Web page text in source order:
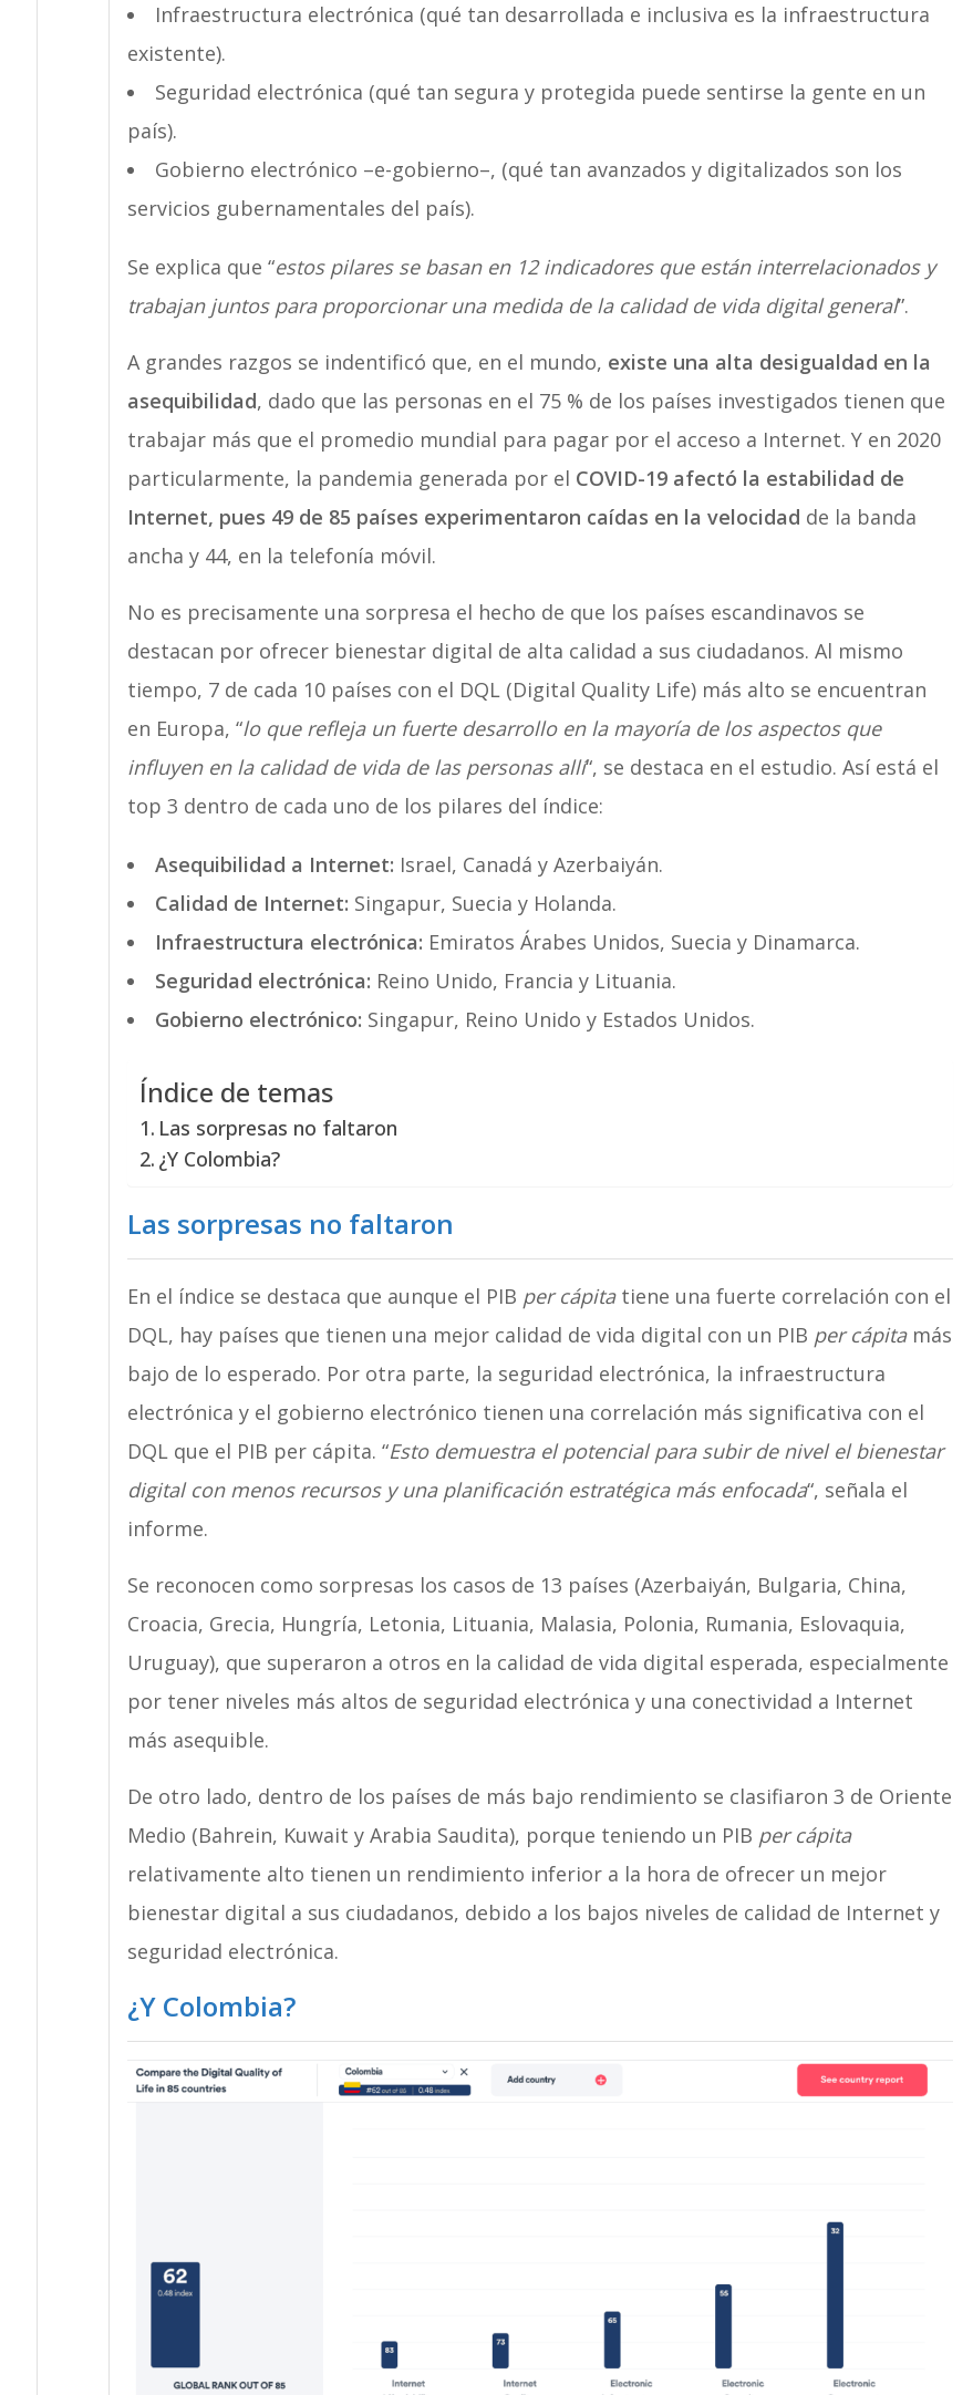
Infraestructura electrónica (qué tan desarrollada e inclusiva es la infraestructura
existente).
Seguridad electrónica (qué tan segura y protegida puede sentirse la gente en un
país).
Gobierno electrónico –e-gobierno–, (qué tan avanzados y digitalizados son los
servicios gubernamentales del país).
Se explica que “estos pilares se basan en 12 indicadores que están interrelacionados y
trabajan juntos para proporcionar una medida de la calidad de vida digital general”.
A grandes razgos se indentificó que, en el mundo, existe una alta desigualdad en la
asequibilidad, dado que las personas en el 75 % de los países investigados tienen que
trabajar más que el promedio mundial para pagar por el acceso a Internet. Y en 2020
particularmente, la pandemia generada por el COVID-19 afectó la estabilidad de
Internet, pues 49 de 85 países experimentaron caídas en la velocidad de la banda
ancha y 44, en la telefonía móvil.
No es precisamente una sorpresa el hecho de que los países escandinavos se
destacan por ofrecer bienestar digital de alta calidad a sus ciudadanos. Al mismo
tiempo, 7 de cada 10 países con el DQL (Digital Quality Life) más alto se encuentran
en Europa, “lo que refleja un fuerte desarrollo en la mayoría de los aspectos que
influyen en la calidad de vida de las personas allí“, se destaca en el estudio. Así está el
top 3 dentro de cada uno de los pilares del índice:
Asequibilidad a Internet: Israel, Canadá y Azerbaiyán.
Calidad de Internet: Singapur, Suecia y Holanda.
Infraestructura electrónica: Emiratos Árabes Unidos, Suecia y Dinamarca.
Seguridad electrónica: Reino Unido, Francia y Lituania.
Gobierno electrónico: Singapur, Reino Unido y Estados Unidos.
Índice de temas
Las sorpresas no faltaron
¿Y Colombia?
Las sorpresas no faltaron
En el índice se destaca que aunque el PIB per cápitatiene una fuerte correlación con el
DQL, hay países que tienen una mejor calidad de vida digital con un PIB per cápitamás
bajo de lo esperado. Por otra parte, la seguridad electrónica, la infraestructura
electrónica y el gobierno electrónico tienen una correlación más significativa con el
DQL que el PIB per cápita. “Esto demuestra el potencial para subir de nivel el bienestar
digital con menos recursos y una planificación estratégica más enfocada“, señala el
informe.
Se reconocen como sorpresas los casos de 13 países (Azerbaiyán, Bulgaria, China,
Croacia, Grecia, Hungría, Letonia, Lituania, Malasia, Polonia, Rumania, Eslovaquia,
Uruguay), que superaron a otros en la calidad de vida digital esperada, especialmente
por tener niveles más altos de seguridad electrónica y una conectividad a Internet
más asequible.
De otro lado, dentro de los países de más bajo rendimiento se clasifiaron 3 de Oriente
Medio (Bahrein, Kuwait y Arabia Saudita), porque teniendo un PIB per cápita
relativamente alto tienen un rendimiento inferior a la hora de ofrecer un mejor
bienestar digital a sus ciudadanos, debido a los bajos niveles de calidad de Internet y
seguridad electrónica.
¿Y Colombia?